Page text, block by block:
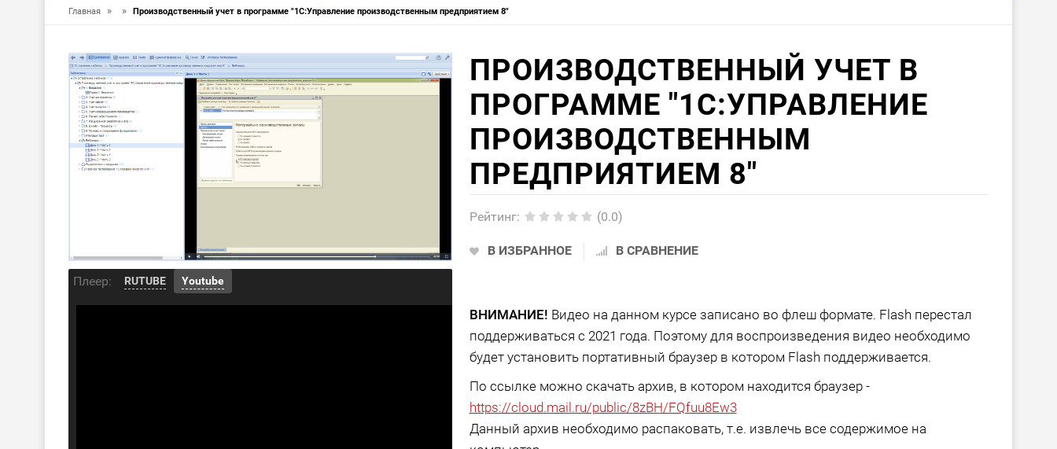
Главная » » Производственный учет в программе "1С:Управление производственным предприятием 8"
Плеер: RUTUBE Youtube
ПРОИЗВОДСТВЕННЫЙ УЧЕТ В
ПРОГРАММЕ "1С:УПРАВЛЕНИЕ
ПРОИЗВОДСТВЕННЫМ
ПРЕДПРИЯТИЕМ 8"
Рейтинг: (0.0)
В ИЗБРАННОЕ В СРАВНЕНИЕ
ВНИМАНИЕ! Видео на данном курсе записано во флеш формате. Flash перестал
поддерживаться с 2021 года. Поэтому для воспроизведения видео необходимо
будет установить портативный браузер в котором Flash поддерживается.
По ссылке можно скачать архив, в котором находится браузер -
https://cloud.mail.ru/public/8zBH/FQfuu8Ew3
Данный архив необходимо распаковать, т.е. извлечь все содержимое на